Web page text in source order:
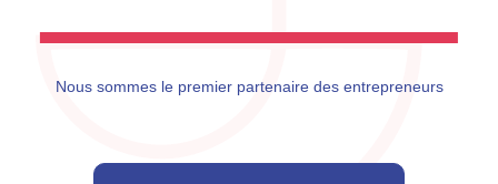
Nous sommes le premier partenaire des entrepreneurs